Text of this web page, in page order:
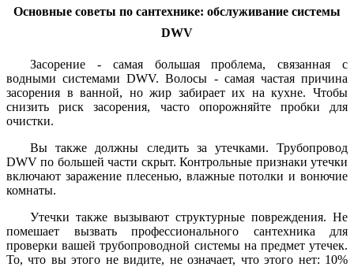
Основные советы по сантехнике: обслуживание системы
DWV
Засорение - самая большая проблема, связанная с
водными системами DWV. Волосы - самая частая причина
засорения в ванной, но жир забирает их на кухне. Чтобы
снизить риск засорения, часто опорожняйте пробки для
очистки.
Вы также должны следить за утечками. Трубопровод
DWV по большей части скрыт. Контрольные признаки утечки
включают заражение плесенью, влажные потолки и вонючие
комнаты.
Утечки также вызывают структурные повреждения. Не
помешает вызвать профессионального сантехника для
проверки вашей трубопроводной системы на предмет утечек.
То, что вы этого не видите, не означает, что этого нет: 10%